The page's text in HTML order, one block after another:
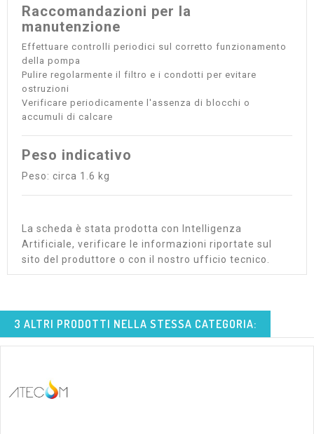
Raccomandazioni per la
manutenzione
Effettuare controlli periodici sul corretto funzionamento
della pompa
Pulire regolarmente il filtro e i condotti per evitare
ostruzioni
Verificare periodicamente l'assenza di blocchi o
accumuli di calcare
Peso indicativo
Peso: circa 1.6 kg
La scheda è stata prodotta con Intelligenza
Artificiale, verificare le informazioni riportate sul
sito del produttore o con il nostro ufficio tecnico.
3 ALTRI PRODOTTI NELLA STESSA CATEGORIA: